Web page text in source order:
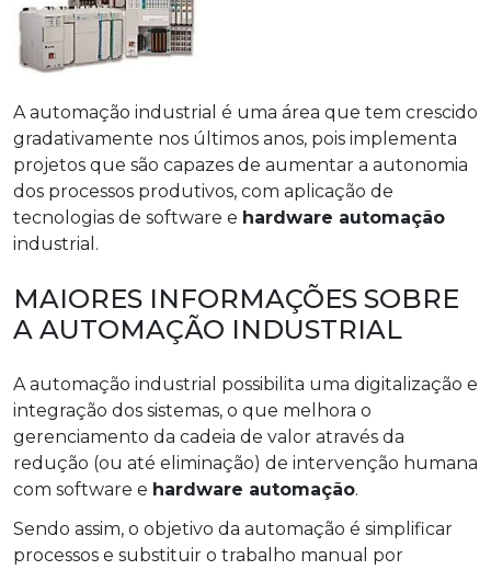
A automação industrial é uma área que tem crescido
gradativamente nos últimos anos, pois implementa
projetos que são capazes de aumentar a autonomia
dos processos produtivos, com aplicação de
tecnologias de software e hardware automação
industrial.
MAIORES INFORMAÇÕES SOBRE
A AUTOMAÇÃO INDUSTRIAL
A automação industrial possibilita uma digitalização e
integração dos sistemas, o que melhora o
gerenciamento da cadeia de valor através da
redução (ou até eliminação) de intervenção humana
com software e hardware automação.
Sendo assim, o objetivo da automação é simplificar
processos e substituir o trabalho manual por